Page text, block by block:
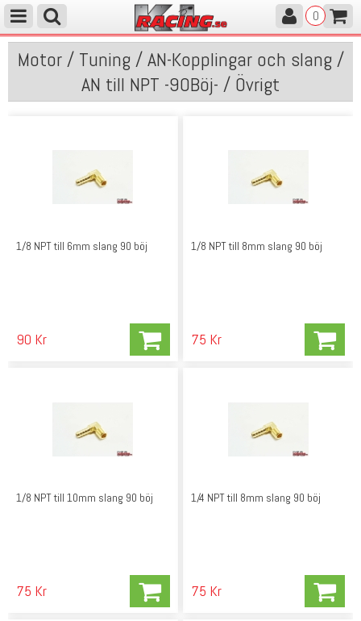
0
Motor / Tuning / AN-Kopplingar och slang /
AN till NPT -90Böj- / Övrigt
1/8 NPT till 6mm slang 90 böj
90 Kr
1/8 NPT till 8mm slang 90 böj
75 Kr
1/8 NPT till 10mm slang 90 böj
75 Kr
1/4 NPT till 8mm slang 90 böj
75 Kr